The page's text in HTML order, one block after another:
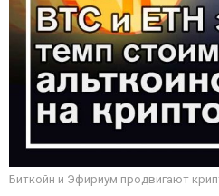
Биткойн и Эфириум продвигают